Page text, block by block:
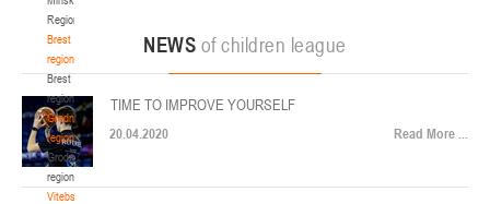
Region
Brest
region
Brest
region
Grodno
region
Grodno
region
Vitebsk
ул. Ленинградская, 4
Минск
Финал четырех – юноши 2014-2015 гг.р., Дивизион 2, 22-24 апреля 2026 г., г.
Минск, ул. Стадионная, 3
NEWS of children league
TIME TO IMPROVE YOURSELF
20.04.2020 Read More ...